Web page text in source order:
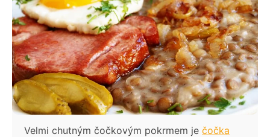
Červená čočka s klobásou
Papriky plněné černou čočkou
Zapečená čočka s houbami a uzeným
Lavaš wrap s čočkou a kozím sýrem
Mořský vlk s černou čočkou Beluga
Slaný koláč s quinoou a červenou čočkou
Čočková polévka s česnekem - jednoduchá
Velmi chutným čočkovým pokrmem je čočka